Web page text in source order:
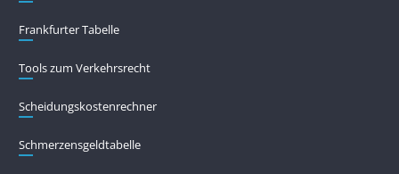
Frankfurter Tabelle
Tools zum Verkehrsrecht
Scheidungskostenrechner
Schmerzensgeldtabelle